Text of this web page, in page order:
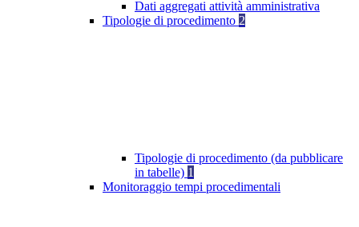
Dati aggregati attività amministrativa
Tipologie di procedimento 2
Tipologie di procedimento (da pubblicare
in tabelle) 1
Monitoraggio tempi procedimentali